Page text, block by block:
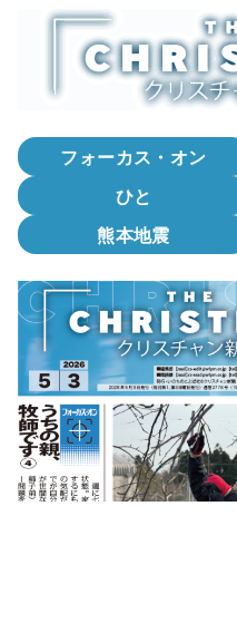
フォーカス・オン
ひと
熊本地震